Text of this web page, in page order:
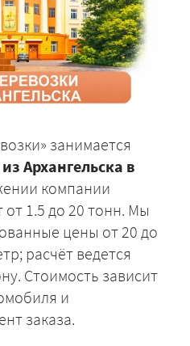
занимается
Архангельска в
компании
от 1.5 до 20 тонн. Мы
цены от 20 до
расчёт ведется
Стоимость зависит
и
заказа.